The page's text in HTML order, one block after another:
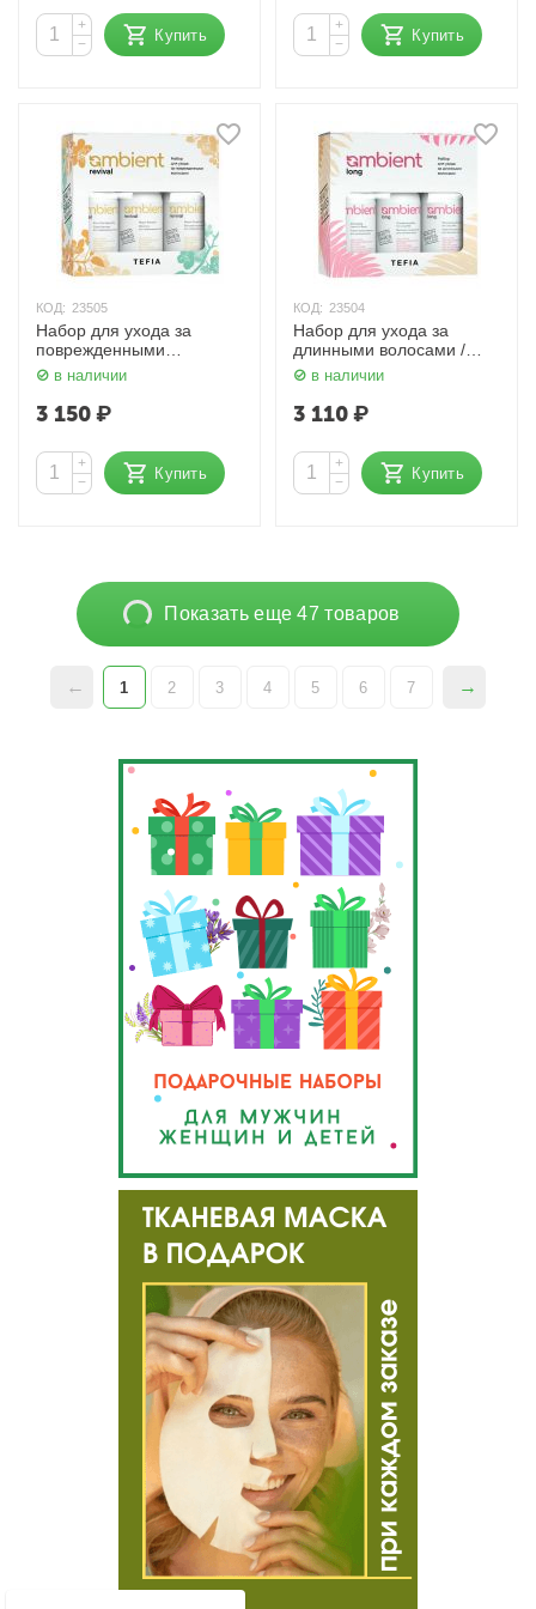
+
−
Купить
+
−
Купить
КОД: 23505
Набор для ухода за
поврежденными
волосами / Revival
мл x 3 TEFIA Ambient
в наличии
3 150₽
+
−
Купить
КОД: 23504
Набор для ухода за
длинными волосами /
Long Hair Care Kit, 250 мл
в наличии
3 110₽
+
−
Купить
Показать еще 47 товаров
1 2 3 4 5 6 7